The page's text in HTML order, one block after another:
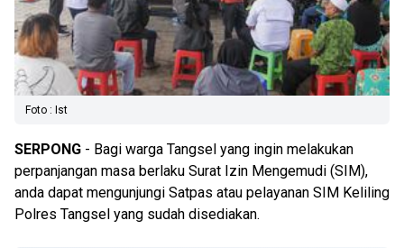
Foto : Ist
SERPONG - Bagi warga Tangsel yang ingin melakukan
perpanjangan masa berlaku Surat Izin Mengemudi (SIM),
anda dapat mengunjungi Satpas atau pelayanan SIM Keliling
Polres Tangsel yang sudah disediakan.